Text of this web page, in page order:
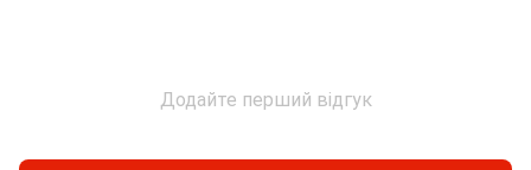
Додайте перший відгук